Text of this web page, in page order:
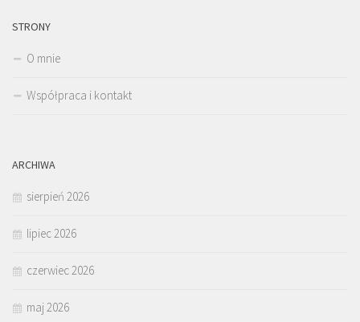
STRONY
O mnie
Współpraca i kontakt
ARCHIWA
sierpień 2026
lipiec 2026
czerwiec 2026
maj 2026